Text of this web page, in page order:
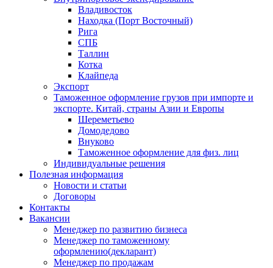
Владивосток
Находка (Порт Восточный)
Рига
СПБ
Таллин
Котка
Клайпеда
Экспорт
Таможенное оформление грузов при импорте и
экспорте. Китай, страны Азии и Европы
Шереметьево
Домодедово
Внуково
Таможенное оформление для физ. лиц
Индивидуальные решения
Полезная информация
Новости и статьи
Договоры
Контакты
Вакансии
Менеджер по развитию бизнеса
Менеджер по таможенному
оформлению(декларант)
Менеджер по продажам